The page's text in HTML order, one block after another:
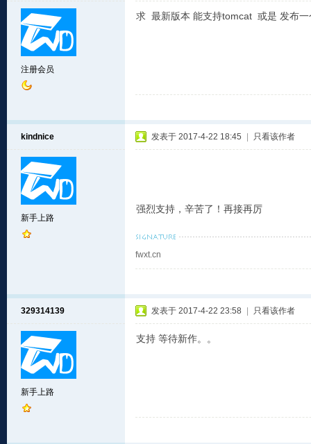
注册会员
求 最新版本 能支持tomcat 或是 发布一
kindnice
新手上路
发表于 2017-4-22 18:45 只看该作者
强烈支持，辛苦了！再接再厉
fwxt.cn
329314139
新手上路
发表于 2017-4-22 23:58 只看该作者
支持 等待新作。。